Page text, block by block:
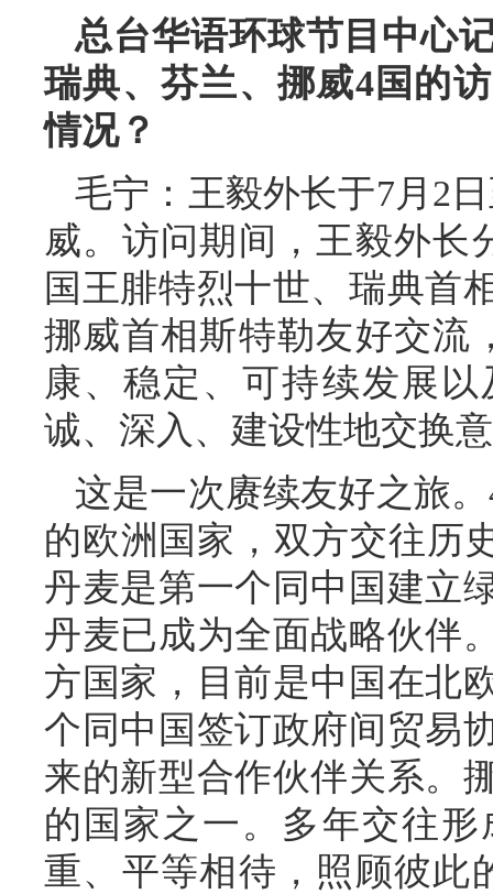
总台华语环球节目中心
瑞典、芬兰、挪威4国的
情况？
毛宁： 王毅外长于7月2
威。访问期间，王毅外长
国王腓特烈十世、瑞典首
挪威首相斯特勒友好交流
康、稳定、可持续发展
诚、深入、建设性地交换
这是一次赓续友好之旅
的欧洲国家，双方交往历
丹麦是第一个同中国建立
丹麦已成为全面战略伙伴
方国家，目前是中国在北
个同中国签订政府间贸易
来的新型合作伙伴关系。
的国家之一。多年交往
重、平等相待，照顾彼此